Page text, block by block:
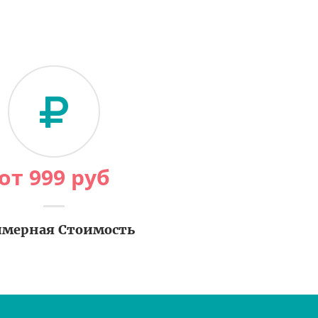
999 руб
Стоимость